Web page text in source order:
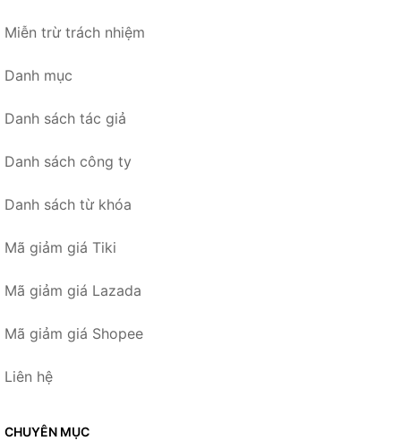
Miễn trừ trách nhiệm
Danh mục
Danh sách tác giả
Danh sách công ty
Danh sách từ khóa
Mã giảm giá Tiki
Mã giảm giá Lazada
Mã giảm giá Shopee
Liên hệ
CHUYÊN MỤC